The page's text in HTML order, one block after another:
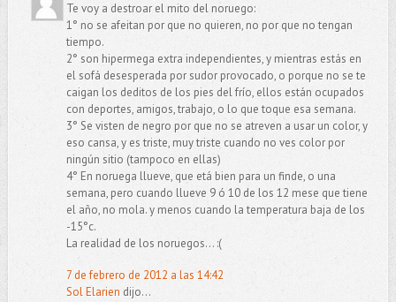
Te voy a destroar el mito del noruego:
1° no se afeitan por que no quieren, no por que no tengan
tiempo.
2° son hipermega extra independientes, y mientras estás en
el sofá desesperada por sudor provocado, o porque no se te
caigan los deditos de los pies del frío, ellos están ocupados
con deportes, amigos, trabajo, o lo que toque esa semana.
3° Se visten de negro por que no se atreven a usar un color, y
eso cansa, y es triste, muy triste cuando no ves color por
ningún sitio (tampoco en ellas)
4° En noruega llueve, que etá bien para un finde, o una
semana, pero cuando llueve 9 ó 10 de los 12 mese que tiene
el año, no mola. y menos cuando la temperatura baja de los
-15°c.
La realidad de los noruegos... :(
7 de febrero de 2012 a las 14:42
Sol Elarien dijo...